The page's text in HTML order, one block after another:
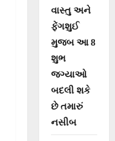
વાસ્તુ અને
ફેંગશુઈ
મુજબ આ 8
શુભ
જગ્યાઓ
બદલી શકે
છે તમારું
નસીબ